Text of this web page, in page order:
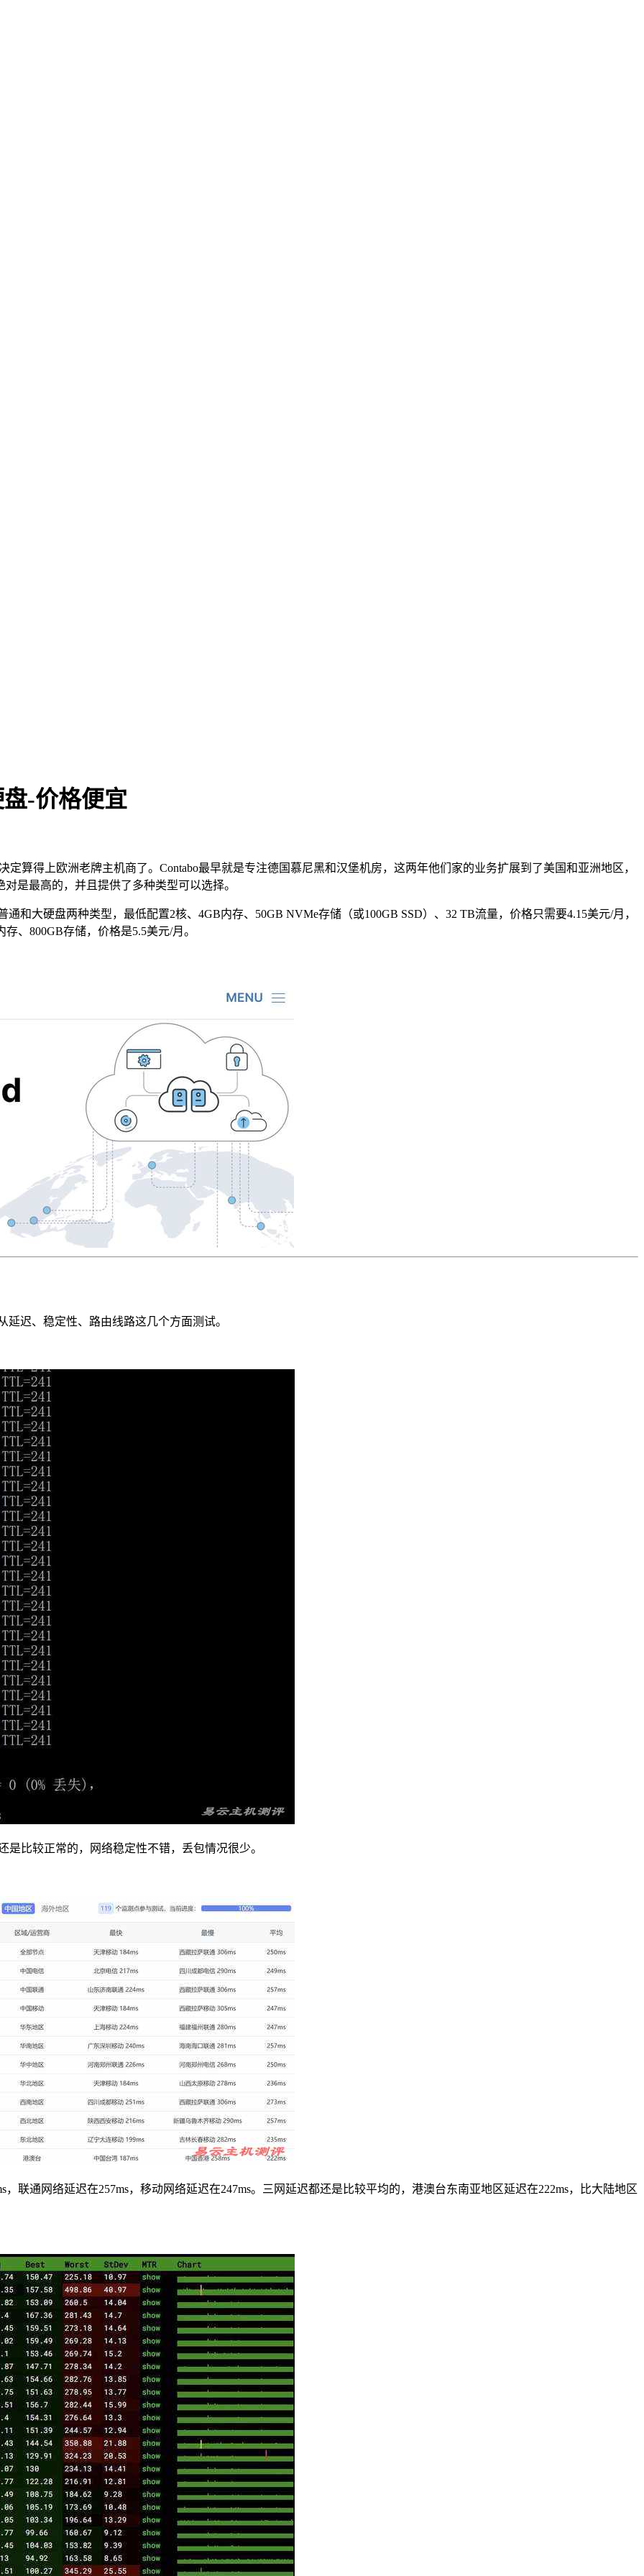
-价格便宜
算得上欧洲老牌主机商了。Contabo最早就是专注德国慕尼黑和汉堡机房，这两年他们家的业务扩展到了美国和亚洲地区，
是最高的，并且提供了多种类型可以选择。
通和大硬盘两种类型，最低配置2核、4GB内存、50GB NVMe存储（或100GB SSD）、32 TB流量，价格只需要4.15美元/月，
存、800GB存储，价格是5.5美元/月。
延迟、稳定性、路由线路这几个方面测试。
是比较正常的，网络稳定性不错，丢包情况很少。
联通网络延迟在257ms，移动网络延迟在247ms。三网延迟都还是比较平均的，港澳台东南亚地区延迟在222ms，比大陆地区